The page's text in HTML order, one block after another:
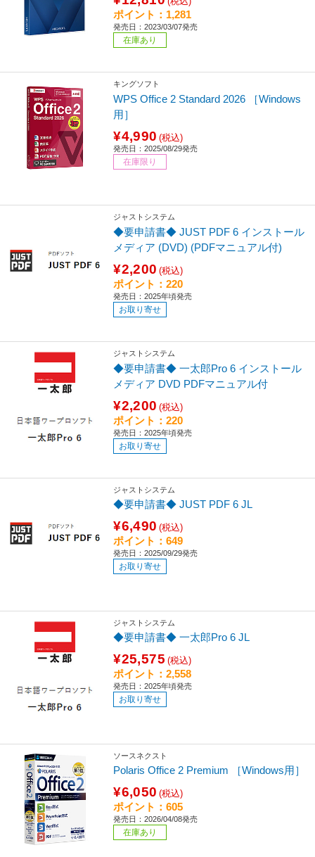
ポイント：1,281
発売日：2023/03/07発売
在庫あり
キングソフト
WPS Office 2 Standard 2026 ［Windows
用］
¥4,990 (税込)
発売日：2025/08/29発売
在庫限り
ジャストシステム
◆要申請書◆ JUST PDF 6 インストール
メディア (DVD) (PDFマニュアル付)
¥2,200 (税込)
ポイント：220
発売日：2025年頃発売
お取り寄せ
ジャストシステム
◆要申請書◆ 一太郎Pro 6 インストール
メディア DVD PDFマニュアル付
¥2,200 (税込)
ポイント：220
発売日：2025年頃発売
お取り寄せ
ジャストシステム
◆要申請書◆ JUST PDF 6 JL
¥6,490 (税込)
ポイント：649
発売日：2025/09/29発売
お取り寄せ
ジャストシステム
◆要申請書◆ 一太郎Pro 6 JL
¥25,575 (税込)
ポイント：2,558
発売日：2025年頃発売
お取り寄せ
ソースネクスト
Polaris Office 2 Premium ［Windows用］
¥6,050 (税込)
ポイント：605
発売日：2026/04/08発売
在庫あり